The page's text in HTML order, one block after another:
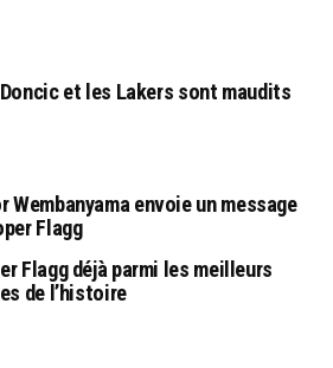
et les Lakers sont maudits
Wembanyama envoie un message
Flagg
Flagg déjà parmi les meilleurs
de l’histoire